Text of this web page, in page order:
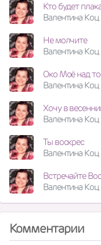
Кто будет
Валентина Коц
Не молчите
Валентина Коц
Око Моё над
Валентина Коц
Хочу в
Валентина Коц
Ты воскрес
Валентина Коц
Встречайте
Валентина Коц
Комментарии